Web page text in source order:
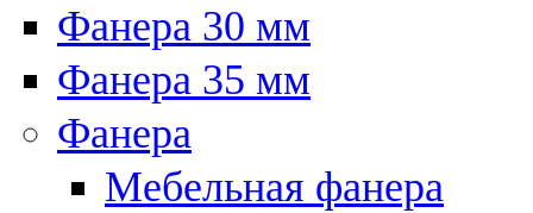
Фанера 30 мм
Фанера 35 мм
Фанера
Мебельная фанера